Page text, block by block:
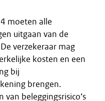
moeten alle
uitgaan van de
verzekeraar mag
kosten en een
bij
brengen.
beleggingsrisico’s